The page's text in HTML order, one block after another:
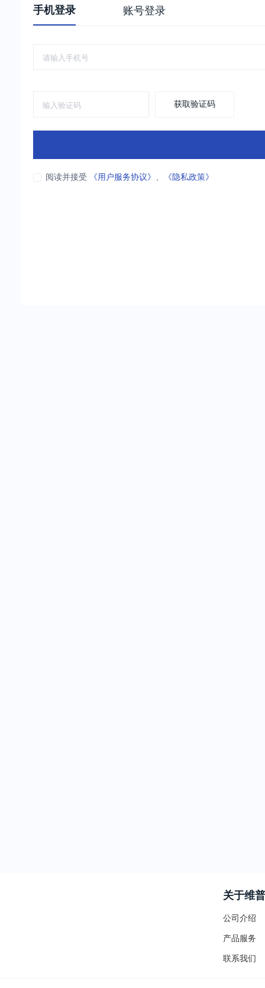
手机登录 账号登录
获取验证码
阅读并接受 《用户服务协议》 、 《隐私政策》
关于维普
公司介绍
产品服务
联系我们